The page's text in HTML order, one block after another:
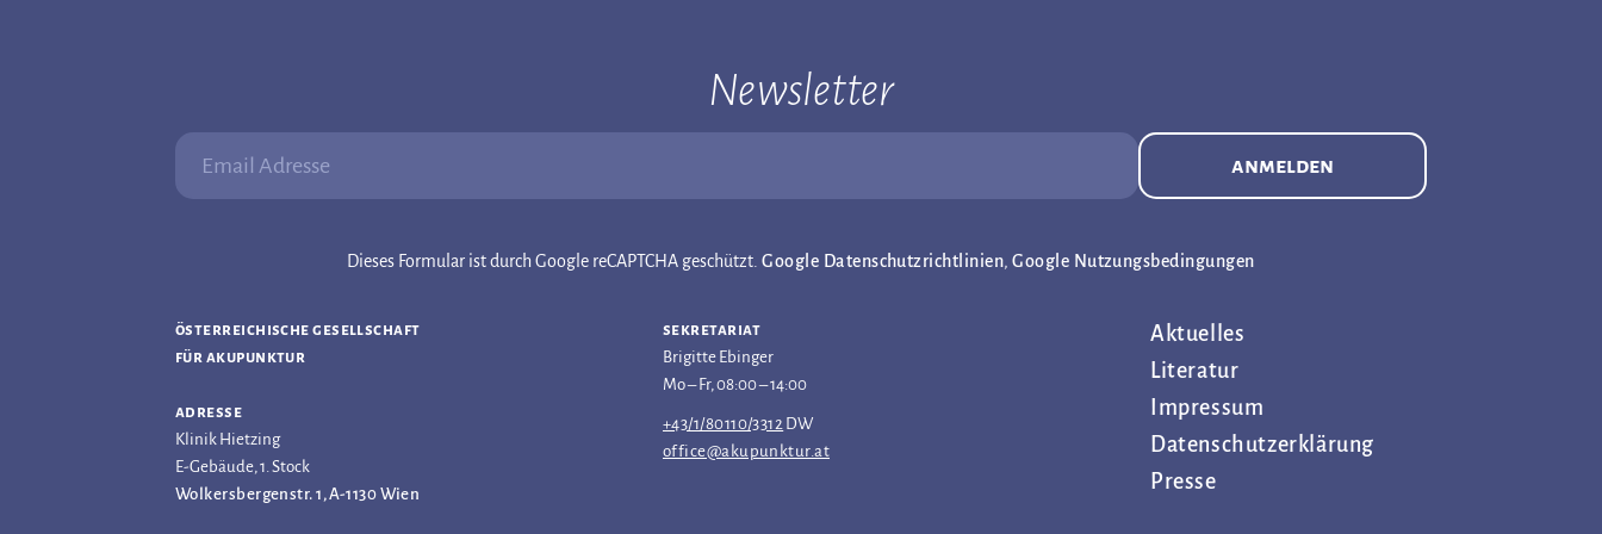
Newsletter
Email Adresse:
anmelden
Dieses Formular ist durch Google reCAPTCHA geschützt.Google Datenschutzrichtlinien,Google Nutzungsbedingungen
österreichische gesellschaft
für akupunktur
adresse
Klinik Hietzing
E-Gebäude, 1. Stock
Wolkersbergenstr. 1, A-1130 Wien
sekretariat
Brigitte Ebinger
Mo – Fr, 08:00 – 14:00
+43/1/80110/3312 DW
office@akupunktur.at
Aktuelles
Literatur
Impressum
Datenschutz­erklärung
Presse